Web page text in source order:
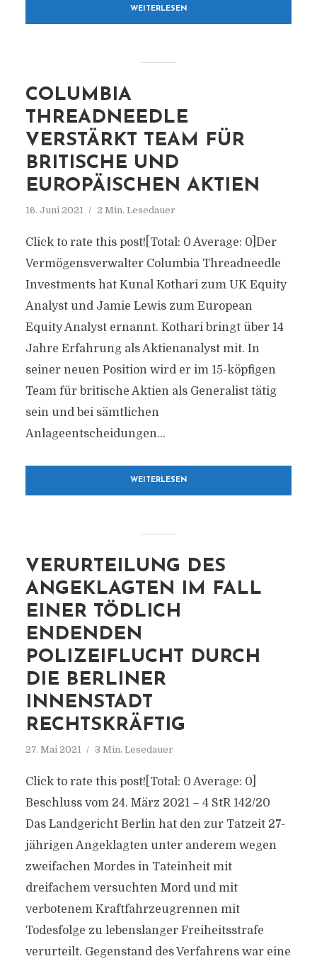
WEITERLESEN
COLUMBIA
THREADNEEDLE
VERSTÄRKT TEAM FÜR
BRITISCHE UND
EUROPÄISCHEN AKTIEN
16. Juni 2021 2 Min. Lesedauer
Click to rate this post![Total: 0 Average: 0]Der
Vermögensverwalter Columbia Threadneedle
Investments hat Kunal Kothari zum UK Equity
Analyst und Jamie Lewis zum European
Equity Analyst ernannt. Kothari bringt über 14
Jahre Erfahrung als Aktienanalyst mit. In
seiner neuen Position wird er im 15-köpfigen
Team für britische Aktien als Generalist tätig
sein und bei sämtlichen
Anlageentscheidungen...
WEITERLESEN
VERURTEILUNG DES
ANGEKLAGTEN IM FALL
EINER TÖDLICH
ENDENDEN
POLIZEIFLUCHT DURCH
DIE BERLINER
INNENSTADT
RECHTSKRÄFTIG
27. Mai 2021 3 Min. Lesedauer
Click to rate this post![Total: 0 Average: 0]
Beschluss vom 24. März 2021 – 4 StR 142/20
Das Landgericht Berlin hat den zur Tatzeit 27-
jährigen Angeklagten unter anderem wegen
zweifachen Mordes in Tateinheit mit
dreifachem versuchten Mord und mit
verbotenem Kraftfahrzeugrennen mit
Todesfolge zu lebenslanger Freiheitsstrafe
verurteilt. Gegenstand des Verfahrens war eine